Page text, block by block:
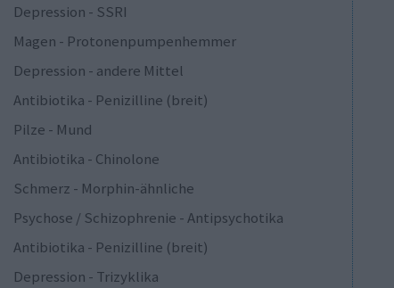
Depression - SSRI
Magen - Protonenpumpenhemmer
Depression - andere Mittel
Antibiotika - Penizilline (breit)
Pilze - Mund
Antibiotika - Chinolone
Schmerz - Morphin-ähnliche
Psychose / Schizophrenie - Antipsychotika
Antibiotika - Penizilline (breit)
Depression - Trizyklika